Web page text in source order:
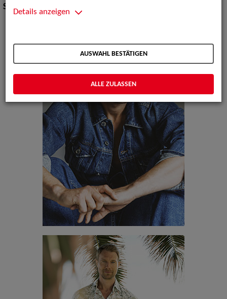
Specials: Laufsteg
Details anzeigen
AUSWAHL BESTÄTIGEN
ALLE ZULASSEN